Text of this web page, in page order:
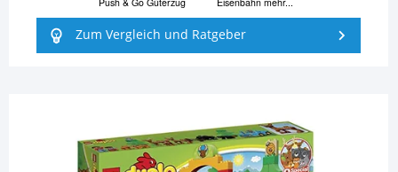
Zum Vergleich und Ratgeber